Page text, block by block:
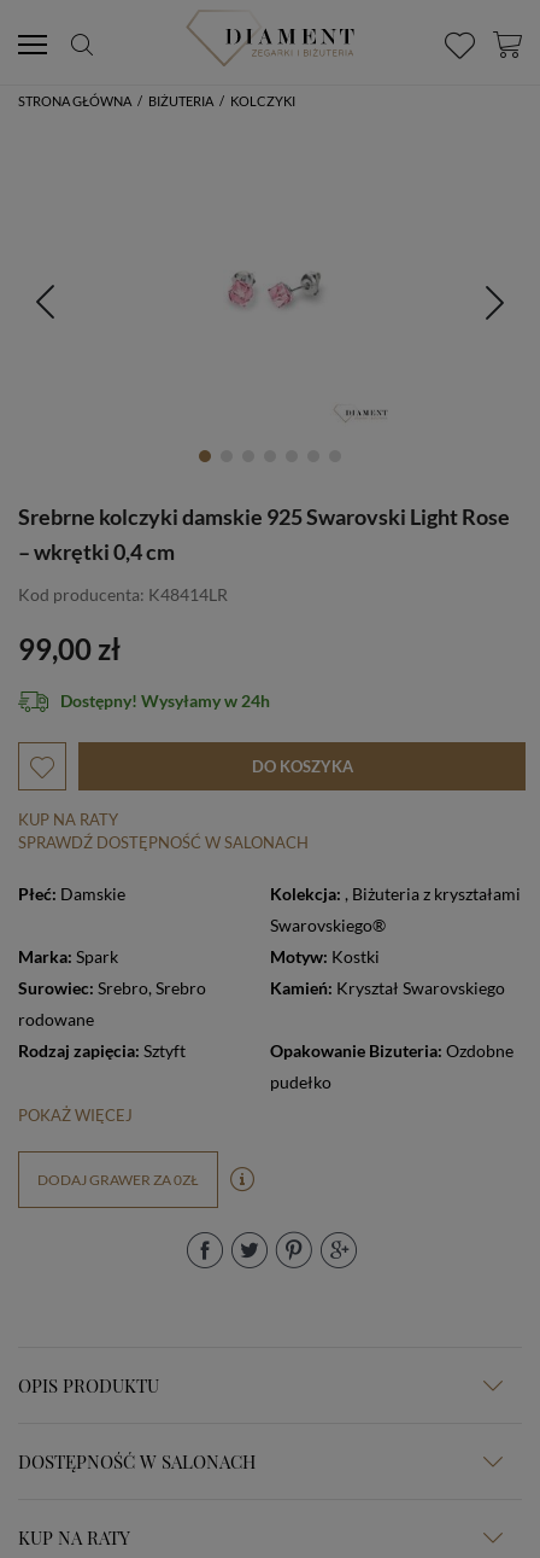
STRONA GŁÓWNA / BIŻUTERIA / KOLCZYKI
Srebrne kolczyki damskie 925 Swarovski Light Rose
– wkrętki 0,4 cm
Kod producenta: K48414LR
99,00 zł
Dostępny! Wysyłamy w 24h
DO KOSZYKA
KUP NA RATY
SPRAWDŹ DOSTĘPNOŚĆ W SALONACH
Płeć: Damskie Kolekcja: ,
Swarovskiego®
Marka: Spark Motyw: Kostki
Surowiec: Srebro,
rodowane
Kamień: Kryształ Swarovskiego
Rodzaj zapięcia: Sztyft Opakowanie Bizuteria: Ozdobne
pudełko
POKAŻ WIĘCEJ
DODAJ GRAWER ZA 0ZŁ
OPIS PRODUKTU
DOSTĘPNOŚĆ W SALONACH
KUP NA RATY